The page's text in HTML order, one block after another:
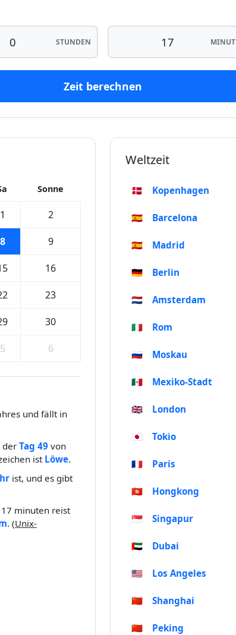
STUNDEN
Zeit berechnen
Sonne
1 2
8 9
16
23
30
5 6
und fällt in
der Tag 49 von
ist Löwe.
ist, und es gibt
minuten reist
. (Unix-
Weltzeit
🇩🇰 Kopenhagen
🇪🇸 Barcelona
🇪🇸 Madrid
🇩🇪 Berlin
🇳🇱 Amsterdam
🇮🇹 Rom
🇷🇺 Moskau
🇲🇽 Mexiko-Stadt
🇬🇧 London
🇯🇵 Tokio
🇫🇷 Paris
🇭🇰 Hongkong
🇸🇬 Singapur
🇦🇪 Dubai
🇺🇸 Los Angeles
🇨🇳 Shanghai
🇨🇳 Peking